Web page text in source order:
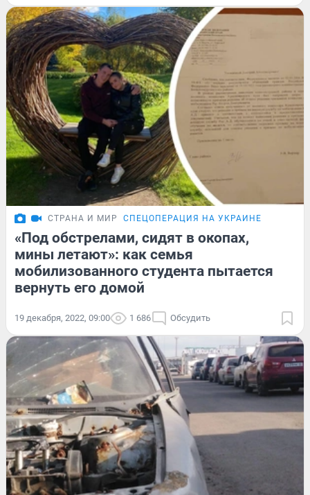
СТРАНА И МИР СПЕЦОПЕРАЦИЯ НА УКРАИНЕ
«Под обстрелами, сидят в окопах,
мины летают»: как семья
мобилизованного студента пытается
вернуть его домой
19 декабря, 2022, 09:00 1 686 Обсудить